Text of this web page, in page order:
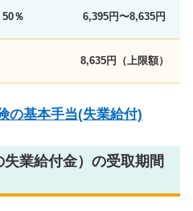
50％ 6,395円〜8,635円
8,635円（上限額）
の基本手当(失業給付)
業給付金）の受取期間